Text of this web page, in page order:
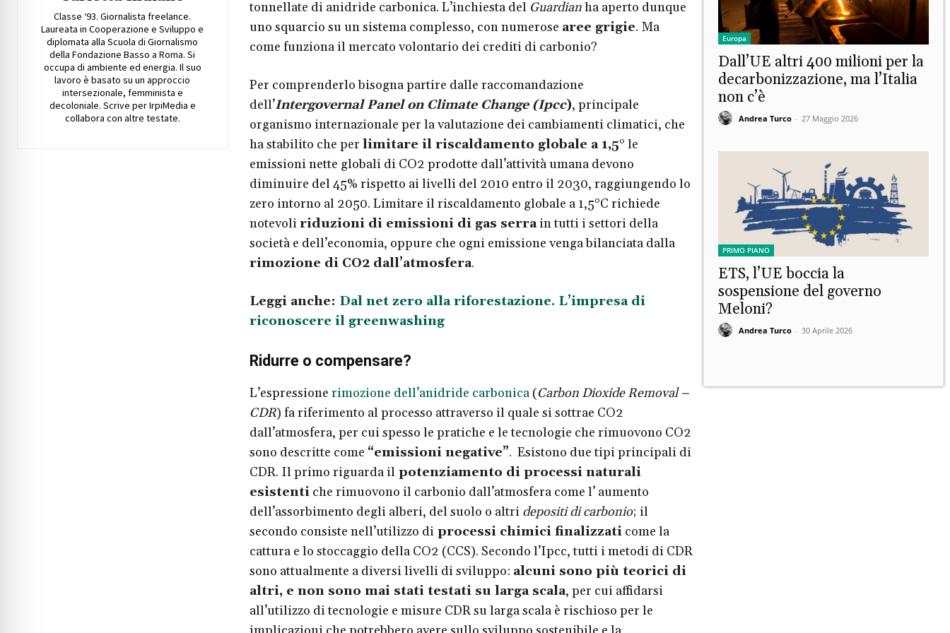
Classe ‘93. Giornalista freelance.
Laureata in Cooperazione e Sviluppo e
diplomata alla Scuola di Giornalismo
della Fondazione Basso a Roma. Si
occupa di ambiente ed energia. Il suo
lavoro è basato su un approccio
intersezionale, femminista e
decoloniale. Scrive per IrpiMedia e
collabora con altre testate.
tonnellate di anidride carbonica. L’inchiesta del Guardianha aperto dunque
uno squarcio su un sistema complesso, con numerose aree grigie. Ma
come funziona il mercato volontario dei crediti di carbonio?
Per comprenderlo bisogna partire dalle raccomandazione
dell’Intergovernal Panel on Climate Change (Ipcc), principale
organismo internazionale per la valutazione dei cambiamenti climatici, che
ha stabilito che per limitare il riscaldamento globale a 1,5° le
emissioni nette globali di CO2 prodotte dall’attività umana devono
diminuire del 45% rispetto ai livelli del 2010 entro il 2030, raggiungendo lo
zero intorno al 2050. Limitare il riscaldamento globale a 1,5°C richiede
notevoliriduzioni di emissioni di gas serrain tutti i settori della
società e dell’economia, oppure che ogni emissione venga bilanciata dalla
rimozione di CO2 dall’atmosfera.
Leggi anche: Dal net zero alla riforestazione. L’impresa di
riconoscere il greenwashing
Ridurre o compensare?
L’espressione rimozione dell’anidride carbonica(Carbon Dioxide Removal –
CDR) fa riferimento al processo attraverso il quale si sottrae CO2
dall’atmosfera, per cui spesso le pratiche e le tecnologie che rimuovono CO2
sono descritte come “emissioni negative”. Esistono due tipi principali di
CDR. Il primo riguarda ilpotenziamento di processi naturali
esistentiche rimuovono il carbonio dall’atmosfera come l’ aumento
dell’assorbimento degli alberi, del suolo o altri depositi di carbonio; il
secondo consiste nell’utilizzo diprocessi chimici finalizzaticome la
cattura e lo stoccaggio della CO2 (CCS). Secondo l’Ipcc, tutti i metodi di CDR
sono attualmente a diversi livelli di sviluppo: alcuni sono più teorici di
altri, e non sono mai stati testati su larga scala, per cui affidarsi
all’utilizzo di tecnologie e misure CDR su larga scala è rischioso per le
Europa
Dall’UE altri 400 milioni per la
decarbonizzazione, ma l’Italia
non c’è
Andrea Turco - 27 Maggio 2026
PRIMO PIANO
ETS, l’UE boccia la
sospensione del governo
Meloni?
Andrea Turco - 30 Aprile 2026